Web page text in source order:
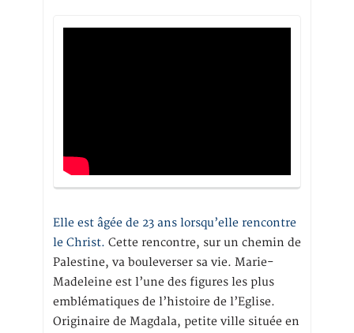
Elle est âgée de 23 ans lorsqu’elle rencontre
le Christ. Cette rencontre, sur un chemin de
Palestine, va bouleverser sa vie. Marie-
Madeleine est l’une des figures les plus
emblématiques de l’histoire de l’Eglise.
Originaire de Magdala, petite ville située en